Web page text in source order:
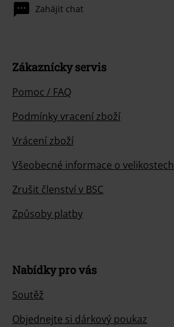
Zahájit chat
Zákaznícky servis
Pomoc / FAQ
Podmínky vracení zboží
Vrácení zboží
Všeobecné informace o velikostech
Zrušit členství v BSC
Způsoby platby
Nabídky pro vás
Soutěž
Objednejte si dárkový poukaz